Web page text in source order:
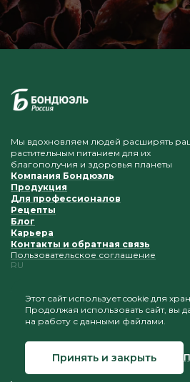
Мы вдохновляем людей расширять
растительным питанием для их
благополучия и здоровья планеты
Компания Бондюэль
Продукция
Для профессионалов
Рецепты
Блог
Карьера
Контакты и обратная связь
Пользовательское соглашение
RU
Приветствуется копирование и
материалов при условии сохранения
© 2026 Бондюэль Россия
Создание сайта
Этот сайт использует cookie для
Продолжая использовать сайт, вы
на работу с данными файлами.
Принять и закрыть